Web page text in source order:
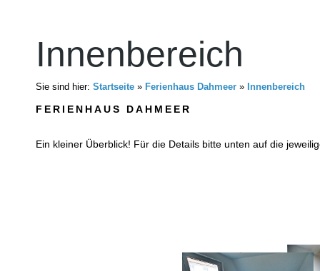
Innenbereich
Sie sind hier: Startseite » Ferienhaus Dahmeer » Innenbereich
FERIENHAUS DAHMEER
Ein kleiner Überblick! Für die Details bitte unten auf die